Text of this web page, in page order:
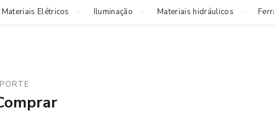
Materiais Elétricos Iluminação Materiais hidráulicos